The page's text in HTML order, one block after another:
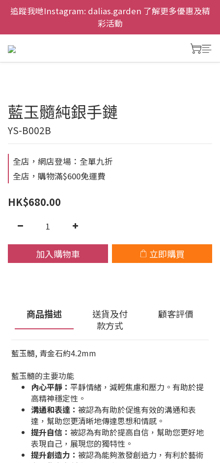
慶祝元朗新店開幕，網上首次購物九折兼免運費。
追蹤我哋Instagram: dalias.garden 了解更多優惠及精
彩活動
慶祝元朗新店開幕，網上首次購物九折兼免運費。
藍玉髓純銀手鏈
YS-B002B
全店，網店登場：全單九折
全店，購物滿$600免運費
HK$680.00
加入購物車 立即購買
商品描述
送貨及付
款方式
顧客評價
藍玉髓, 青金石約4.2mm
藍玉髓的主要功能
內心平靜： 平靜情緒，減輕焦慮和壓力。有助於提
高精神穩定性。
溝通和表達： 被認為有助於促進有效的溝通和表
達，幫助您更清晰地傳達思想和情感。
提升自信： 被認為有助於提高自信，幫助您更好地
表現自己，展現您的獨特性。
提升創造力： 被認為能夠激發創造力，有利於藝術